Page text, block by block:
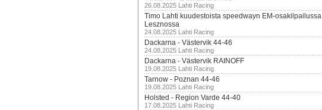
26.08.2025 Lahti Racing
Timo Lahti kuudestoista speedwayn EM-osakilpailussa
Lesznossa
24.08.2025 Lahti Racing
Dackarna - Västervik 44-46
24.08.2025 Lahti Racing
Dackarna - Västervik RAINOFF
19.08.2025 Lahti Racing
Tarnow - Poznan 44-46
19.08.2025 Lahti Racing
Holsted - Region Varde 44-40
17.08.2025 Lahti Racing